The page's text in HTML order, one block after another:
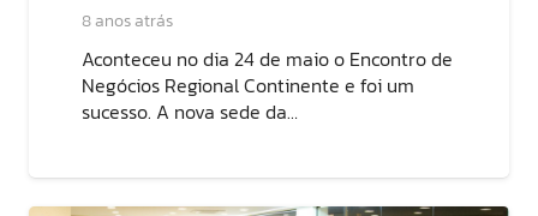
8 anos atrás
Aconteceu no dia 24 de maio o Encontro de
Negócios Regional Continente e foi um
sucesso. A nova sede da…